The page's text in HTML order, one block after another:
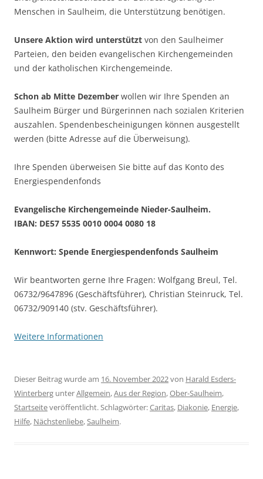
Menschen in Saulheim, die Unterstützung benötigen.
Unsere Aktion wird unterstützt von den Saulheimer
Parteien, den beiden evangelischen Kirchengemeinden
und der katholischen Kirchengemeinde.
Schon ab Mitte Dezember wollen wir Ihre Spenden an
Saulheim Bürger und Bürgerinnen nach sozialen Kriterien
auszahlen. Spendenbescheinigungen können ausgestellt
werden (bitte Adresse auf die Überweisung).
Ihre Spenden überweisen Sie bitte auf das Konto des
Energiespendenfonds
Evangelische Kirchengemeinde Nieder-Saulheim.
IBAN: DE57 5535 0010 0004 0080 18
Kennwort: Spende Energiespendenfonds Saulheim
Wir beantworten gerne Ihre Fragen: Wolfgang Breul, Tel.
06732/9647896 (Geschäftsführer), Christian Steinruck, Tel.
06732/909140 (stv. Geschäftsführer).
Weitere Informationen
Dieser Beitrag wurde am 16. November 2022von Harald Esders-
Winterberg unterAllgemein,Aus der Region,Ober-Saulheim,
Startseiteveröffentlicht. Schlagwörter:Caritas, Diakonie, Energie,
Hilfe, Nächstenliebe, Saulheim.